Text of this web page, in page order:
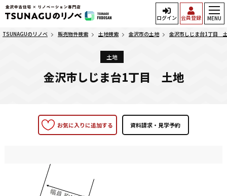
ログイン 会員登録 MENU
TSUNAGUのリノベ 販売物件検索 土地検索 金沢市の土地 金沢市しじま台1丁目
土地
金沢市しじま台1丁目 土地
お気に入りに追加する